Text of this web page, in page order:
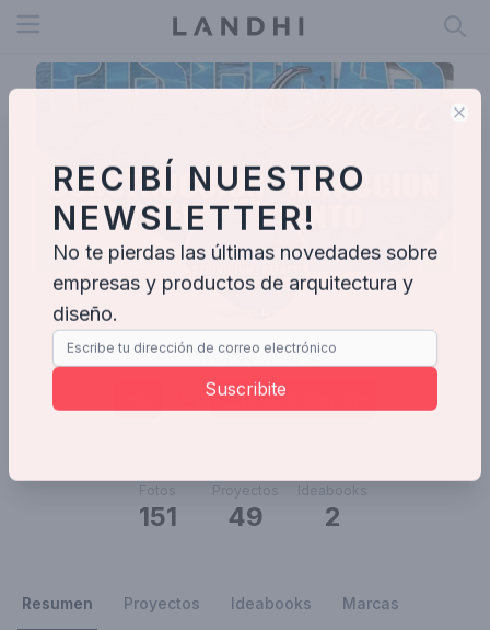
Open menu
Piscinas omar
Enviar mensaje
Fotos
151
Proyectos
49
Ideabooks
2
Resumen Proyectos Ideabooks Marcas
RECIBÍ NUESTRO
NEWSLETTER!
No te pierdas las últimas novedades sobre
empresas y productos de arquitectura y
diseño.
Suscribite